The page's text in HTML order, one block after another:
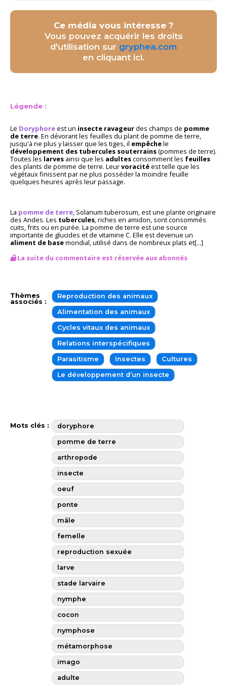
Ce média vous intéresse ?
Vous pouvez acquérir les droits
d'utilisation sur gryphea.com
en cliquant ici.
Légende :
Le Doryphoreest un insecte ravageurdes champs de pomme
de terre. En dévorant les feuilles du plant de pomme de terre,
jusqu'à ne plus y laisser que les tiges, il empêchele
développement des tubercules souterrains(pommes de terre).
Toutes les larves ainsi que les adultesconsomment les feuilles
des plants de pomme de terre. Leurvoracitéest telle que les
végétaux finissent par ne plus posséder la moindre feuille
quelques heures après leur passage.
La pomme de terre, Solanum tuberosum, est une plante originaire
des Andes. Les tubercules, riches en amidon, sont consommés
cuits, frits ou en purée. La pomme de terre est une source
importante de glucides et de vitamine C. Elle est devenue un
aliment de basemondial, utilisé dans de nombreux plats et[...]
La suite du commentaire est réservée aux abonnés
Thèmes
associés :
Reproduction des animaux
Alimentation des animaux
Cycles vitaux des animaux
Relations interspécifiques
Parasitisme Insectes Cultures
Le développement d’un insecte
Mots clés : doryphore
pomme de terre
arthropode
insecte
oeuf
ponte
mâle
femelle
reproduction sexuée
larve
stade larvaire
nymphe
cocon
nymphose
métamorphose
imago
adulte